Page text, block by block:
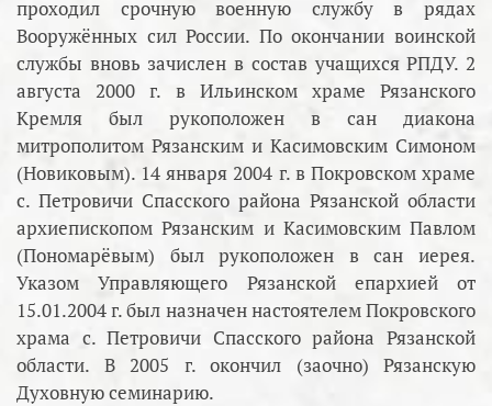
проходил срочную военную службу в рядах
Вооружённых сил России. По окончании воинской
службы вновь зачислен в состав учащихся РПДУ. 2
августа 2000 г. в Ильинском храме Рязанского
Кремля был рукоположен в сан диакона
митрополитом Рязанским и Касимовским Симоном
(Новиковым). 14 января 2004 г. в Покровском храме
с. Петровичи Спасского района Рязанской области
архиепископом Рязанским и Касимовским Павлом
(Пономарёвым) был рукоположен в сан иерея.
Указом Управляющего Рязанской епархией от
15.01.2004 г. был назначен настоятелем Покровского
храма с. Петровичи Спасского района Рязанской
области. В 2005 г. окончил (заочно) Рязанскую
Духовную семинарию.